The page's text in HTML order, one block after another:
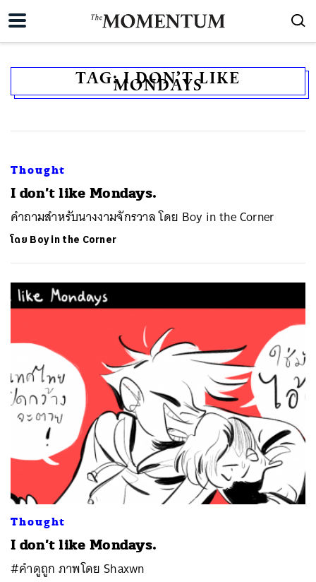
TAG:I DON’T LIKE
MONDAYS
Thought
I don’t like Mondays.
คำถามสำหรับนางงามจักรวาล โดย Boy in the Corner
โดย Boy in the Corner
Thought
I don’t like Mondays.
#คำดูถูก ภาพโดย Shaxwn